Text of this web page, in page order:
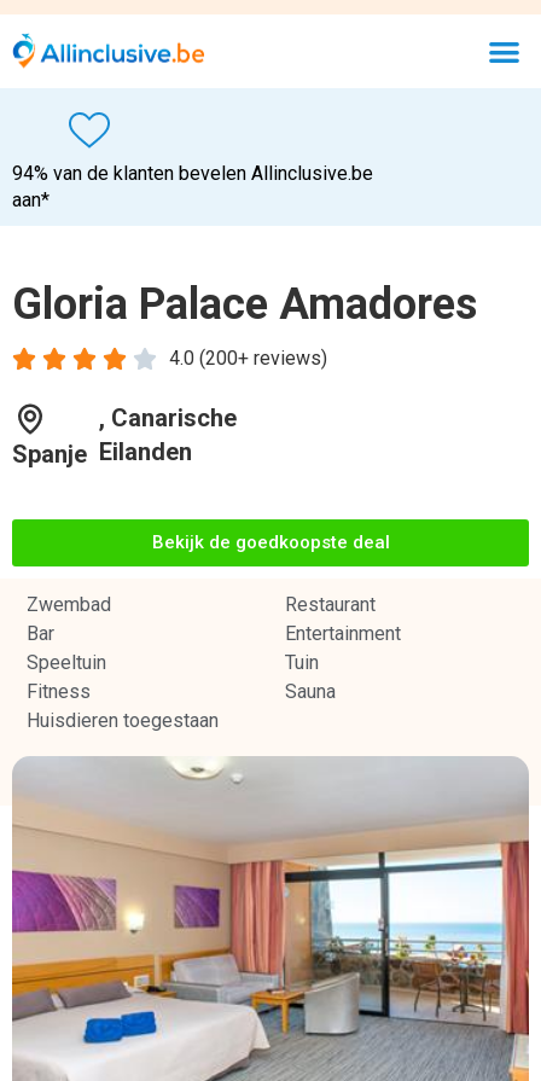
94% van de klanten bevelen Allinclusive.be
aan*
Gloria Palace Amadores
4.0 (200+ reviews)
    
Spanje
, Canarische
Eilanden
Bekijk de goedkoopste deal
Zwembad
Restaurant
Bar
Entertainment
Speeltuin
Tuin
Fitness
Sauna
Huisdieren toegestaan